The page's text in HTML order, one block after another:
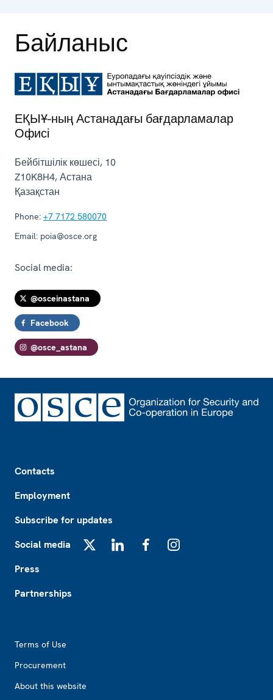
Байланыс
ЕҚЫҰ-ның Астанадағы бағдарламалар
Офисі
Бейбітшілік көшесі, 10
Z10K8H4,Астана
Қазақстан
Phone: +7 7172 580070
Email: poia@osce.org
Social media:
@osceinastana
Facebook
@osce_astana
Contacts
Employment
Subscribe for updates
Social media
Press
Partnerships
Terms of Use
Procurement
About this website